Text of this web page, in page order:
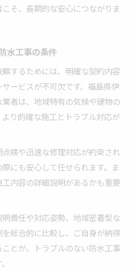
そ、長期的な安心につながりま
水工事の条件
するためには、明確な契約内容
ービスが不可欠です。福島県伊
者は、地域特有の気候や建物の
り的確な施工とトラブル対応が
検や迅速な修理対応が約束され
にも安心して任せられます。ま
内容の詳細説明があるかも重要
責任や対応姿勢、地域密着型な
総合的に比較し、ご自身が納得
とが、トラブルのない防水工事